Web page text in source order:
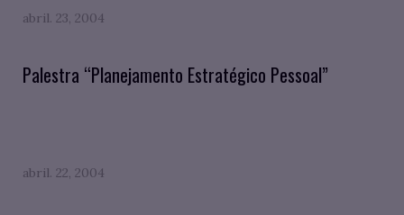
abril. 23, 2004
Palestra “Planejamento Estratégico Pessoal”
abril. 22, 2004